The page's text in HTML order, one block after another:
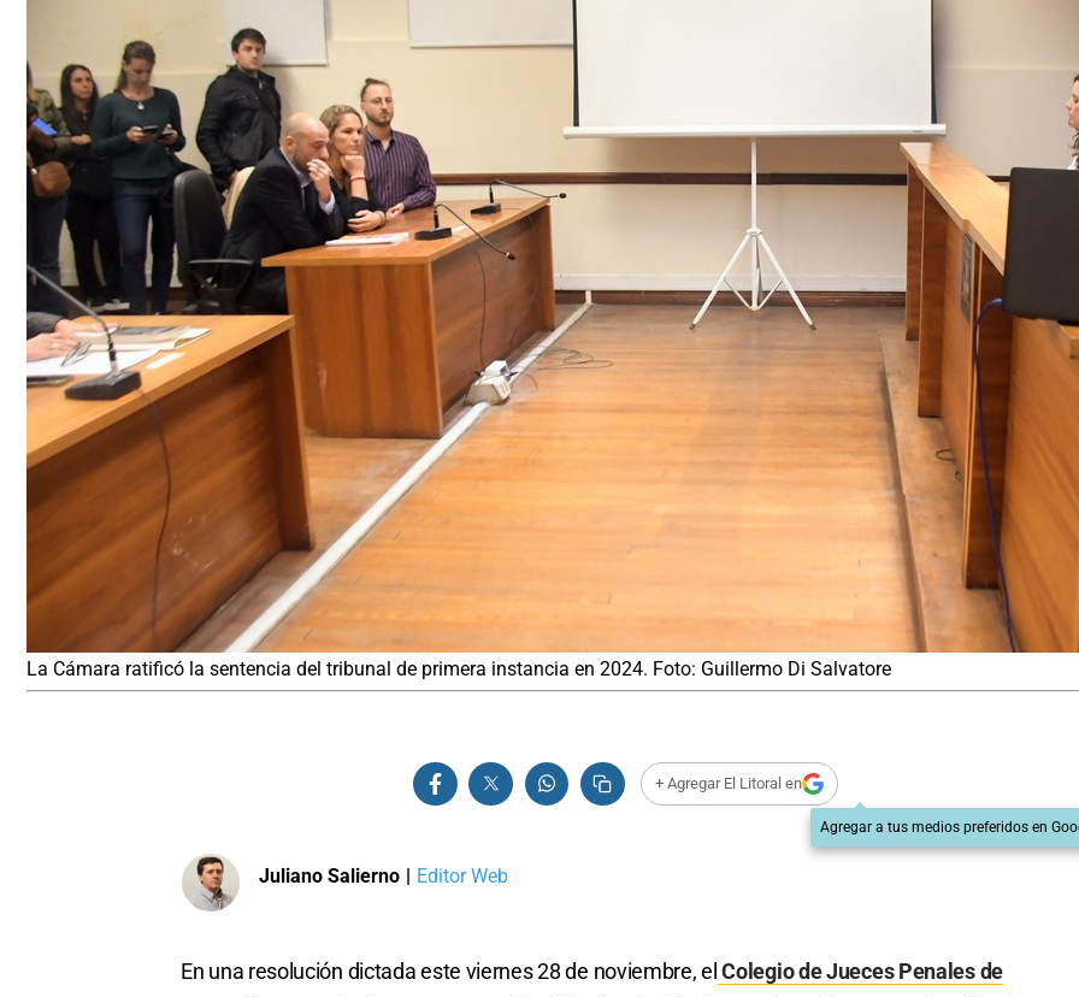
La Cámara ratificó la sentencia del tribunal de primera instancia en 2024. Foto: Guillermo Di Salvatore
+ Agregar El Litoral en
Agregar a tus medios preferidos en
Juliano Salierno | Editor Web
En una resolución dictada este viernes 28 de noviembre, el Colegio de Jueces Penales de